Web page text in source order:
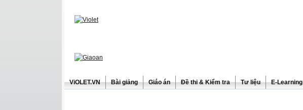
ViOLET.VN Bài giảng Giáo án Đề thi & Kiểm tra Tư liệu E-Learning